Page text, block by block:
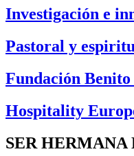
Investigación e
Pastoral y
Fundación
Hospitality
SER